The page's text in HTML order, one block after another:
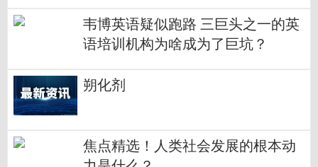
韦博英语疑似跑路 三巨头之一的英
语培训机构为啥成为了巨坑？
朔化剂
焦点精选！人类社会发展的根本动